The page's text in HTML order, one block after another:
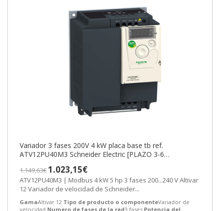
Variador 3 fases 200V 4 kW placa base tb ref.
ATV12PU40M3 Schneider Electric [PLAZO 3-6
1.149,63€1.023,15€
ATV12PU40M3 | Modbus 4 kW 5 hp 3 fases 200...240 V Altivar
12 Variador de velocidad de Schneider...
GamaAltivar 12 Tipo de producto o componenteVariador de
velocidad Numero de fases de la red3 fases Potencia del